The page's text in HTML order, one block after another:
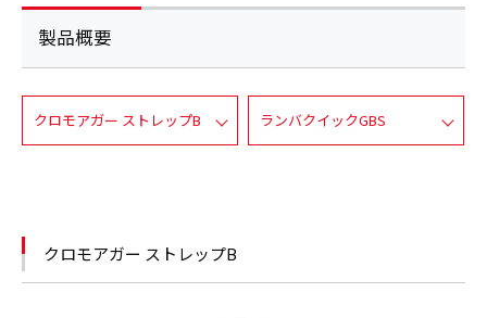
製品概要
クロモアガー ストレップB ランバクイックGBS
クロモアガー ストレップB